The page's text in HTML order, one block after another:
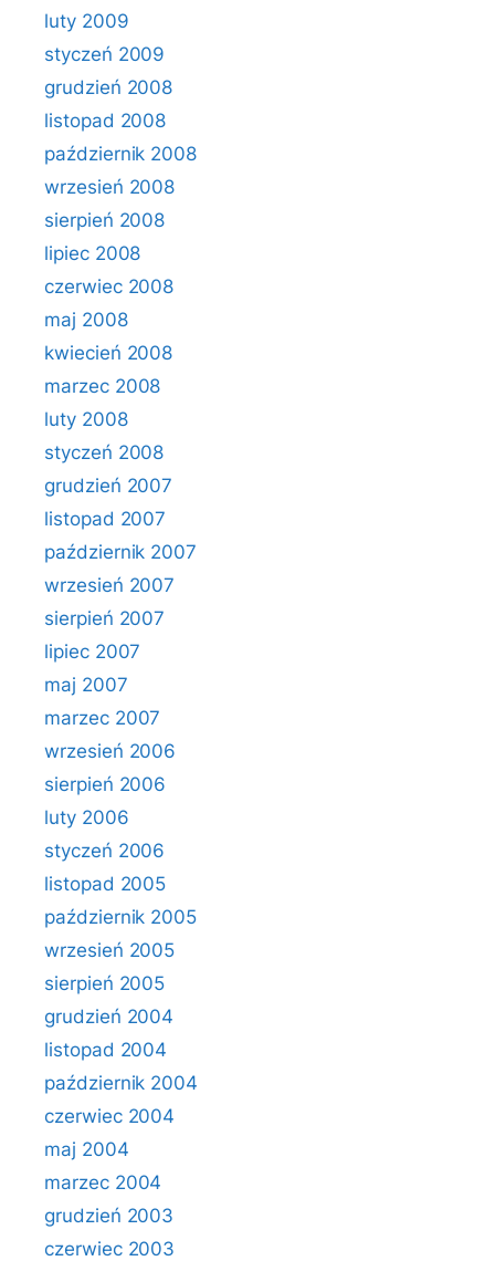
luty 2009
styczeń 2009
grudzień 2008
listopad 2008
październik 2008
wrzesień 2008
sierpień 2008
lipiec 2008
czerwiec 2008
maj 2008
kwiecień 2008
marzec 2008
luty 2008
styczeń 2008
grudzień 2007
listopad 2007
październik 2007
wrzesień 2007
sierpień 2007
lipiec 2007
maj 2007
marzec 2007
wrzesień 2006
sierpień 2006
luty 2006
styczeń 2006
listopad 2005
październik 2005
wrzesień 2005
sierpień 2005
grudzień 2004
listopad 2004
październik 2004
czerwiec 2004
maj 2004
marzec 2004
grudzień 2003
czerwiec 2003